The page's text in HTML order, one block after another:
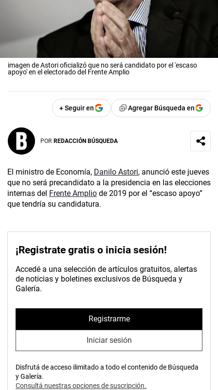
imagen de Astori oficializó que no será candidato por el 'escaso
apoyo' en el electorado del Frente Amplio
+ Seguir en Agregar Búsqueda en
POR REDACCIÓN BÚSQUEDA
El ministro de Economía, Danilo Astori, anunció este jueves
que no será precandidato a la presidencia en las elecciones
internas del Frente Amplio de 2019 por el “escaso apoyo”
que tendría su candidatura.
¡Registrate gratis o inicia sesión!
Accedé a una selección de artículos gratuitos, alertas
de noticias y boletines exclusivos de Búsqueda y
Galería.
Registrarme
Iniciar sesión
Disfrutá de acceso ilimitado a todo el contenido de Búsqueda
y Galería.
Consultá nuestras opciones de suscripción.